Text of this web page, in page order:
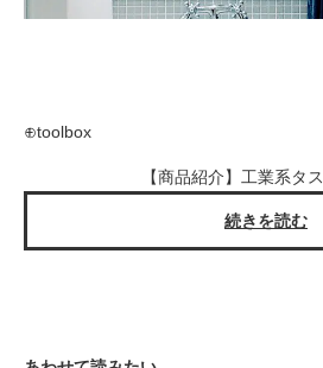
⊕toolbox
【商品紹介】工業系タ
続きを読む